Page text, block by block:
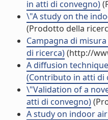
in atti di convegno)
\"A study on the
(Prodotto della
Campagna di
di ricerca)(http://
A diffusion
(Contributo in atti di
\"Validation of a
atti di convegno)
A study on indoor